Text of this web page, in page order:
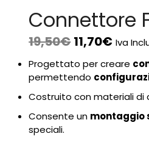
Connettore
19,50€ 11,70€ Iva
Progettato per creare
permettendo
Costruito con materiali
Consente un montaggio
speciali.